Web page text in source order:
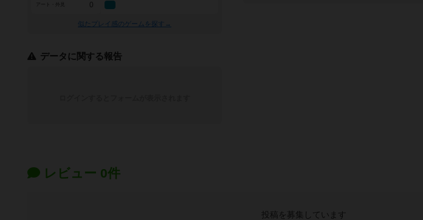
アート・外見 0
似たプレイ感のゲームを探す→
データに関する報告
レビュー 0件
投稿を募集しています